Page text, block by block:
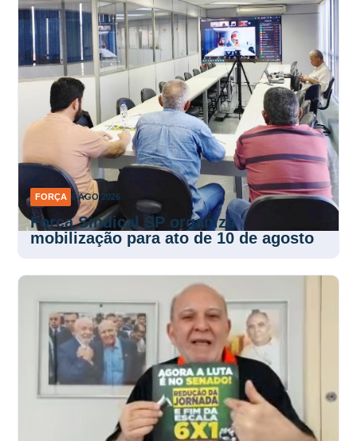
FORÇA 6 AGO 2026
Força Sindical SP organiza
mobilização para ato de 10 de agosto